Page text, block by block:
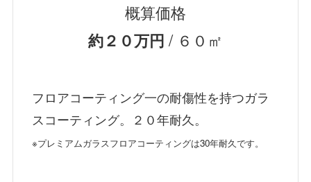
概算価格
約２０万円 / ６０㎡
フロアコーティング一の耐傷性を持つガラ
スコーティング。２０年耐久。
※プレミアムガラスフロアコーティングは30年耐久です。